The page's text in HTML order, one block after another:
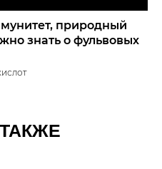
природный
знать о фульвовых